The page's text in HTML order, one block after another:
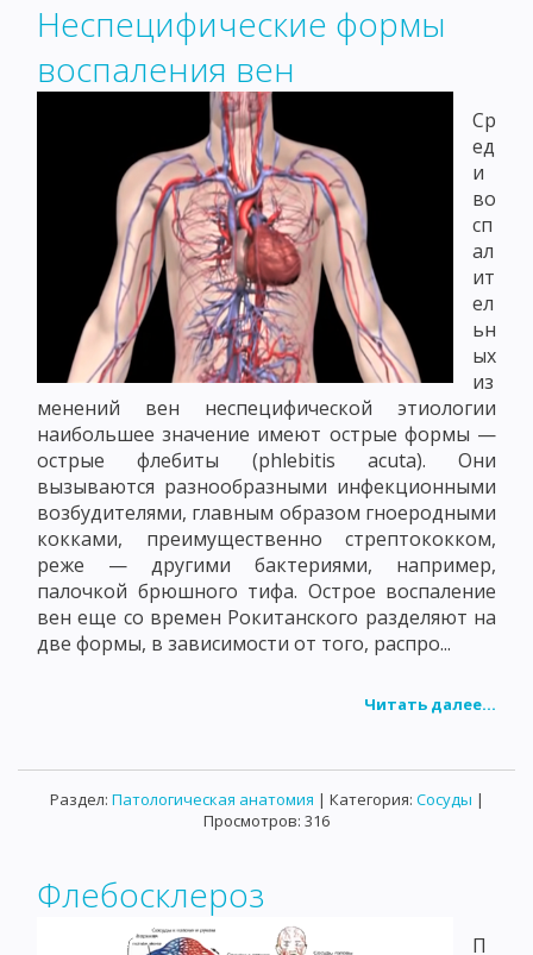
Неспецифические формы
воспаления вен
Ср
ед
и
во
сп
ал
ит
ел
ьн
ых
из
менений вен неспецифической этиологии
наибольшее значение имеют острые формы —
острые флебиты (phlebitis acuta). Они
вызываются разнообразными инфекционными
возбудителями, главным образом гноеродными
кокками, преимущественно стрептококком,
реже — другими бактериями, например,
палочкой брюшного тифа. Острое воспаление
вен еще со времен Рокитанского разделяют на
две формы, в зависимости от того, распро...
Читать далее...
Раздел: Патологическая анатомия | Категория: Сосуды |
Просмотров: 316
Флебосклероз
П